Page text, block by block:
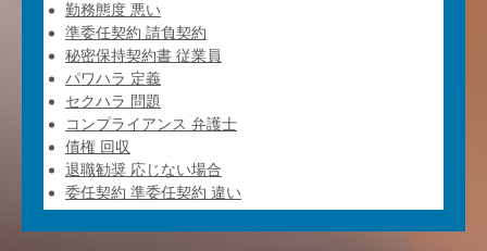
勤務態度 悪い
準委任契約 請負契約
秘密保持契約書 従業員
パワハラ 定義
セクハラ 問題
コンプライアンス 弁護士
債権 回収
退職勧奨 応じない場合
委任契約 準委任契約 違い